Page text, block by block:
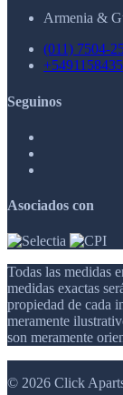
Armenia &
(011) 7504-
Seguinos
Asociados con
Todas las medidas
medidas exactas
propiedad de cada
meramente
son meramente
© 2026 Click